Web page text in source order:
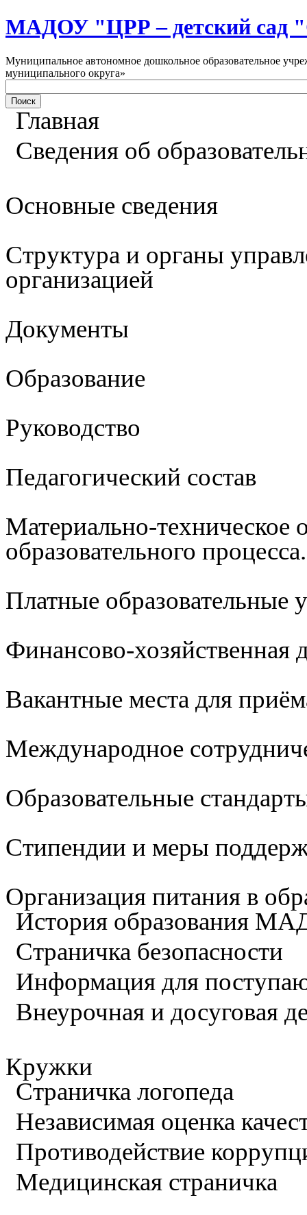
МАДОУ "ЦРР – детский
Муниципальное автономное дошкольное образовательное
муниципального округа»
Главная
Сведения об
Основные сведения
Структура и органы
организацией
Документы
Образование
Руководство
Педагогический состав
Материально-техническое
образовательного
Платные образовательные
Финансово-хозяйственная
Вакантные места для
Международное
Образовательные
Стипендии и меры
Организация питания в
История образования
Страничка безопасности
Информация для
Внеурочная и досуговая
Кружки
Страничка логопеда
Независимая оценка
Противодействие
Медицинская страничка